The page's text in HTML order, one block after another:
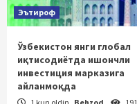
Эътироф
Ўзбекистон янги глобал
иқтисодиётда ишончли
инвестиция марказига
айланмоқда